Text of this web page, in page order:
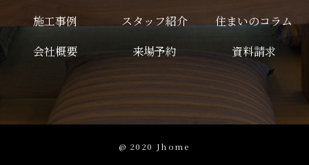
施工事例
スタッフ紹介
住まいのコラム
会社概要
来場予約 資料請求
@ 2020 Jhome